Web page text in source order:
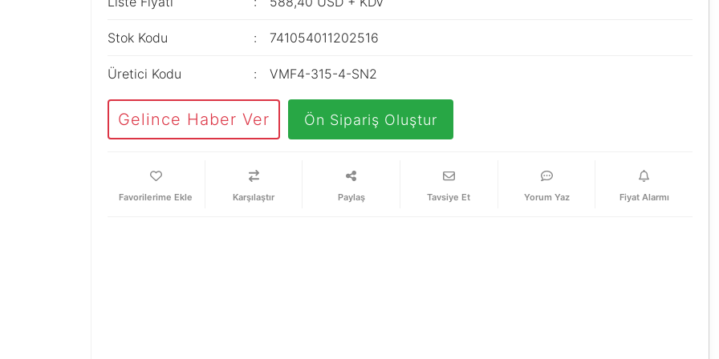
Stok Kodu 741054011202516
Üretici Kodu VMF4-315-4-SN2
Gelince Haber Ver Ön Sipariş Oluştur
Karşılaştır Paylaş Tavsiye Et Yorum Yaz Fiyat Alarmı